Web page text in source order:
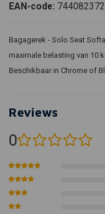
EAN-code:
Bagagerek - Solo Seat
maximale belasting van 10
Beschikbaar in Chrome of
Reviews
0